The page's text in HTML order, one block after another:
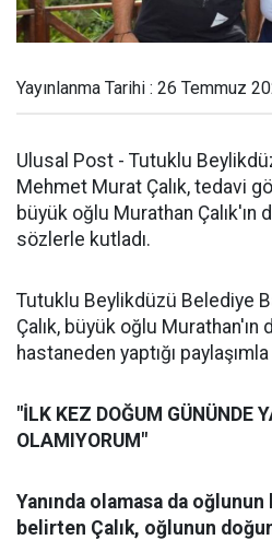
Yayınlanma Tarihi : 26 Temmuz
Ulusal Post - Tutuklu
Mehmet Murat Çalık, tedavi
büyük oğlu Murathan Çalık'ın
sözlerle kutladı.
Tutuklu Beylikdüzü Belediye
Çalık, büyük oğlu Murathan'ın
hastaneden yaptığı
"İLK KEZ DOĞUM GÜNÜNDE
OLAMIYORUM"
Yanında olamasa da
belirten Çalık, oğlunun